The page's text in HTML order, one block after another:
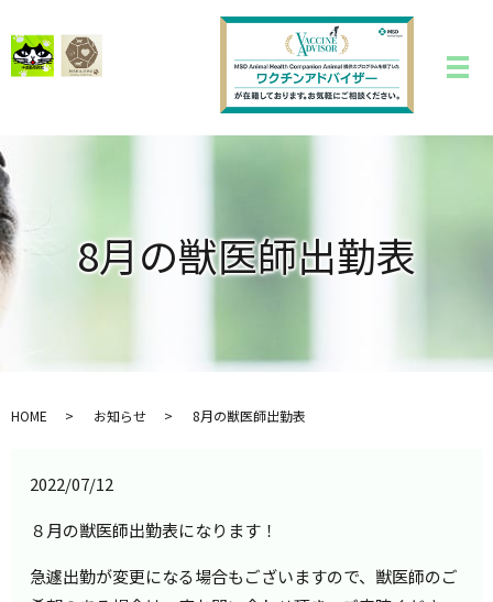
8月の獣医師出勤表
HOME お知らせ 8月の獣医師出勤表
2022/07/12
８月の獣医師出勤表になります！
急遽出勤が変更になる場合もございますので、獣医師のご